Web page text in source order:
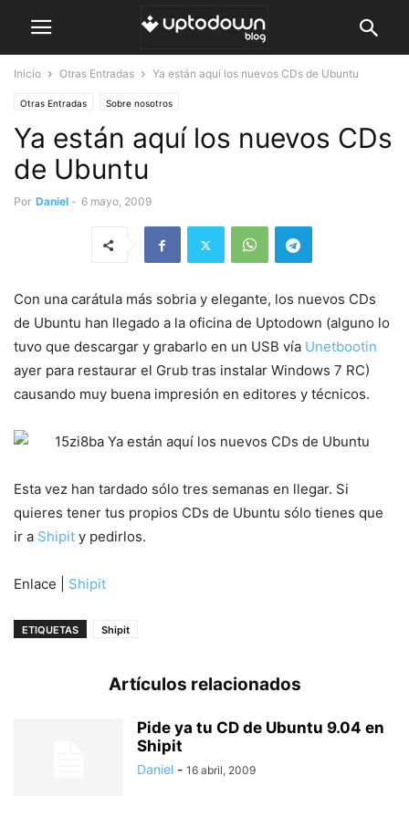
Inicio Otras Entradas Ya están aquí los nuevos CDs de Ubuntu
Otras Entradas Sobre nosotros
Ya están aquí los nuevos CDs
de Ubuntu
Por Daniel - 6 mayo, 2009
Con una carátula más sobria y elegante, los nuevos CDs
de Ubuntu han llegado a la oficina de Uptodown (alguno lo
tuvo que descargar y grabarlo en un USB vía Unetbootin
ayer para restaurar el Grub tras instalar Windows 7 RC)
causando muy buena impresión en editores y técnicos.
Esta vez han tardado sólo tres semanas en llegar. Si
quieres tener tus propios CDs de Ubuntu sólo tienes que
ir a Shipit y pedirlos.
Enlace | Shipit
ETIQUETAS Shipit
Artículos relacionados
Pide ya tu CD de Ubuntu 9.04 en
Shipit
Daniel - 16 abril, 2009